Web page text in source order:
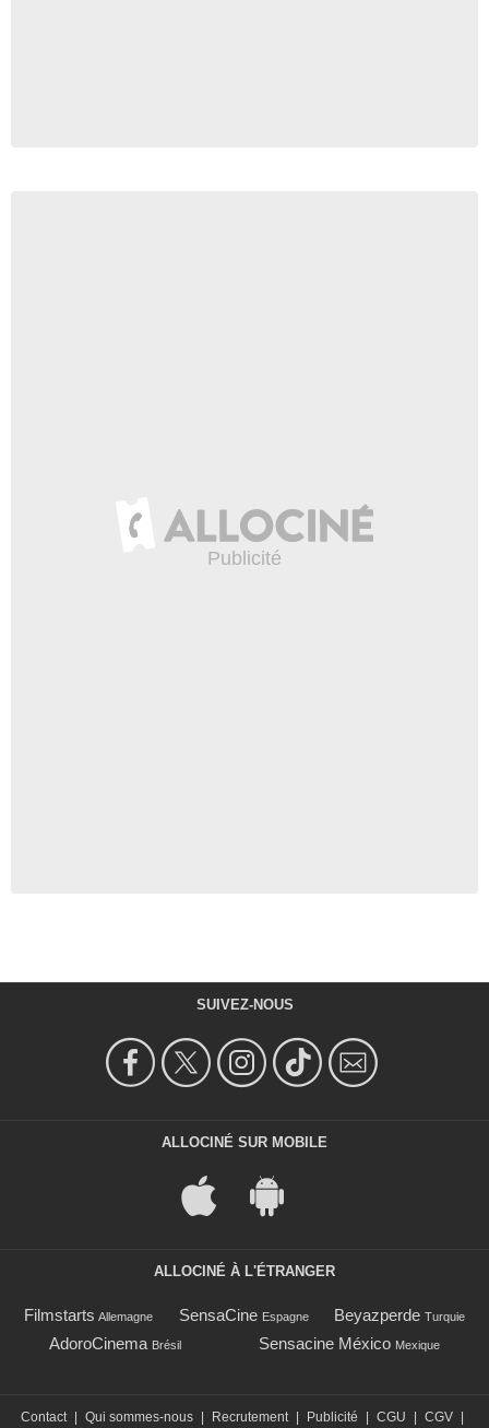
SUIVEZ-NOUS
ALLOCINÉ SUR MOBILE
ALLOCINÉ À L'ÉTRANGER
Filmstarts Allemagne SensaCine Espagne Beyazperde Turquie
AdoroCinema Brésil Sensacine México Mexique
Contact | Qui sommes-nous | Recrutement | Publicité | CGU | CGV |